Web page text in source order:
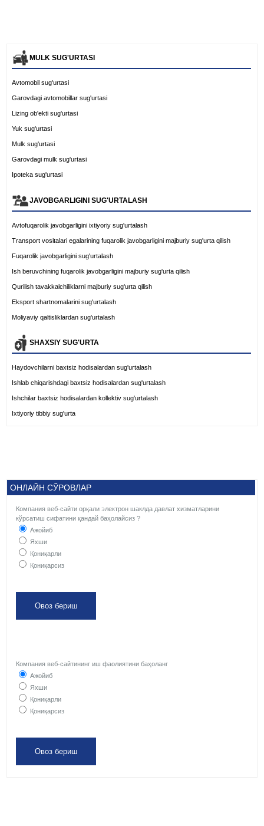
MULK SUG'URTASI
Avtomobil sug'urtasi
Garovdagi avtomobillar sug'urtasi
Lizing ob'ekti sug'urtasi
Yuk sug'urtasi
Mulk sug'urtasi
Garovdagi mulk sug'urtasi
Ipoteka sug'urtasi
JAVOBGARLIGINI SUG'URTALASH
Avtofuqarolik javobgarligini ixtiyoriy sug'urtalash
Transport vositalari egalarining fuqarolik javobgarligini majburiy sug'urta qilish
Fuqarolik javobgarligini sug'urtalash
Ish beruvchining fuqarolik javobgarligini majburiy sug'urta qilish
Qurilish tavakkalchiliklarni majburiy sug'urta qilish
Eksport shartnomalarini sug'urtalash
Moliyaviy qaltisliklardan sug'urtalash
SHAXSIY SUG'URTA
Haydovchilarni baxtsiz hodisalardan sug'urtalash
Ishlab chiqarishdagi baxtsiz hodisalardan sug'urtalash
Ishchilar baxtsiz hodisalardan kollektiv sug'urtalash
Ixtiyoriy tibbiy sug'urta
ОНЛАЙН СЎРОВЛАР
Компания веб-сайти орқали электрон шаклда давлат хизматларини
кўрсатиш сифатини қандай баҳолайсиз ?
Ажойиб
Яхши
Қониқарли
Қониқарсиз
Компания веб-сайтининг иш фаолиятини баҳоланг
Ажойиб
Яхши
Қониқарли
Қониқарсиз